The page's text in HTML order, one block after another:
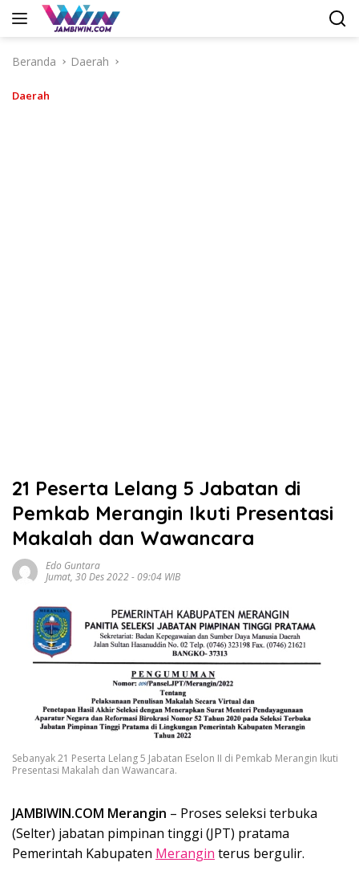
Langsung
Beranda
Daerah
Daerah
21 Peserta Lelang 5 Jabatan di
Pemkab Merangin Ikuti Presentasi
Makalah dan Wawancara
Edo Guntara
Jumat, 30 Des 2022 - 09:04 WIB
Sebanyak 21 Peserta Lelang 5 Jabatan Eselon II di Pemkab Merangin Ikuti
Presentasi Makalah dan Wawancara.
JAMBIWIN.COM Merangin – Proses seleksi terbuka
(Selter) jabatan pimpinan tinggi (JPT) pratama
Pemerintah Kabupaten Merangin terus bergulir.